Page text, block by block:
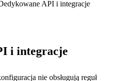
API i integracje
i integracje
nie obsługują reguł